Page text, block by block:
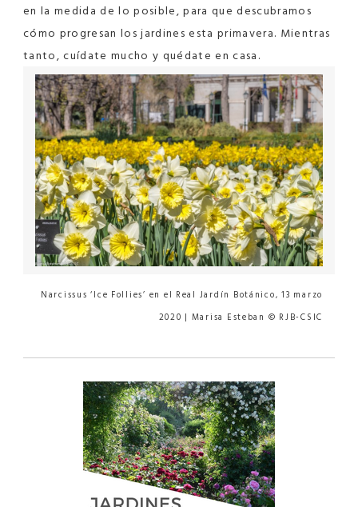
en la medida de lo posible, para que descubramos
cómo progresan los jardines esta primavera. Mientras
tanto, cuídate mucho y quédate en casa.
Narcissus ‘Ice Follies’ en el Real Jardín Botánico, 13 marzo
2020 | Marisa Esteban © RJB-CSIC